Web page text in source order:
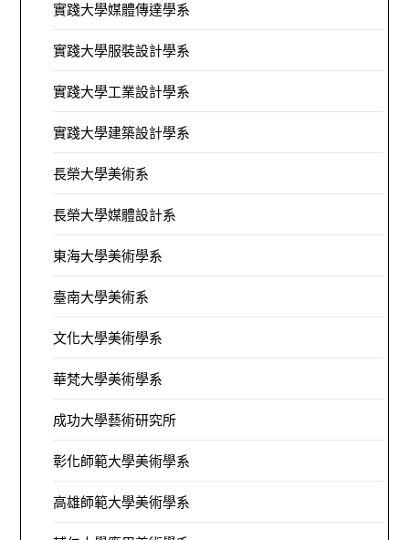
實踐大學媒體傳達學系
實踐大學服裝設計學系
實踐大學工業設計學系
實踐大學建築設計學系
長榮大學美術系
長榮大學媒體設計系
東海大學美術學系
臺南大學美術系
文化大學美術學系
華梵大學美術學系
成功大學藝術研究所
彰化師範大學美術學系
高雄師範大學美術學系